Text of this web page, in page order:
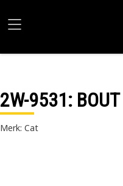
2W-9531: BOUT
Merk: Cat